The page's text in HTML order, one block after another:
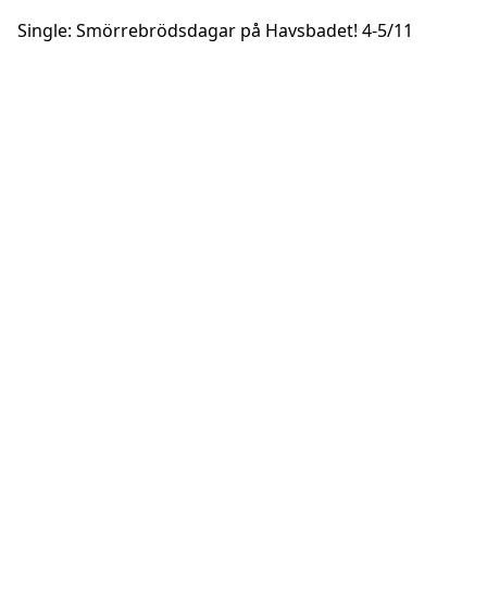
Single: Smörrebrödsdagar på Havsbadet! 4-5/11